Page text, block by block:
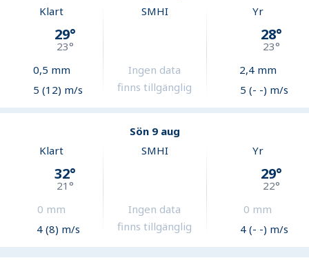
Klart
29°
23°
0,5 mm
5 (12) m/s
SMHI
Ingen data
finns tillgänglig
Yr
28°
23°
2,4mm
5 (- -) m/s
Sön 9 aug
Klart
32°
21°
0 mm
4 (8) m/s
SMHI
Ingen data
finns tillgänglig
Yr
29°
22°
0 mm
4 (- -) m/s